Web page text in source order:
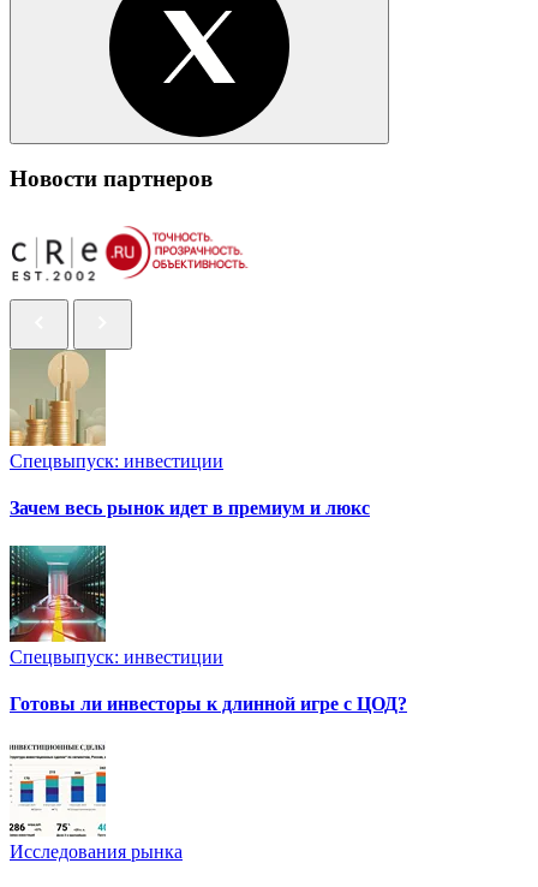
Новости партнеров
Спецвыпуск: инвестиции
Зачем весь рынок идет в премиум и люкс
Спецвыпуск: инвестиции
Готовы ли инвесторы к длинной игре с ЦОД?
Исследования рынка